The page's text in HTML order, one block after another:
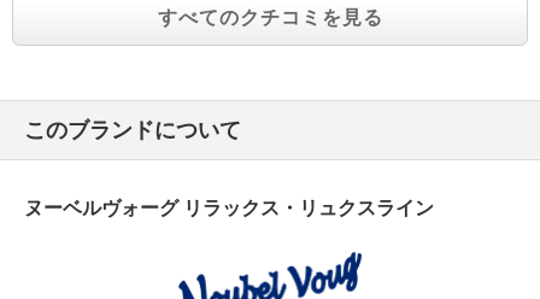
すべてのクチコミを見る
このブランドについて
ヌーベルヴォーグ リラックス・リュクスライン